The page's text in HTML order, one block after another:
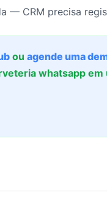
— CRM precisa
ou agende uma
whatsapp em